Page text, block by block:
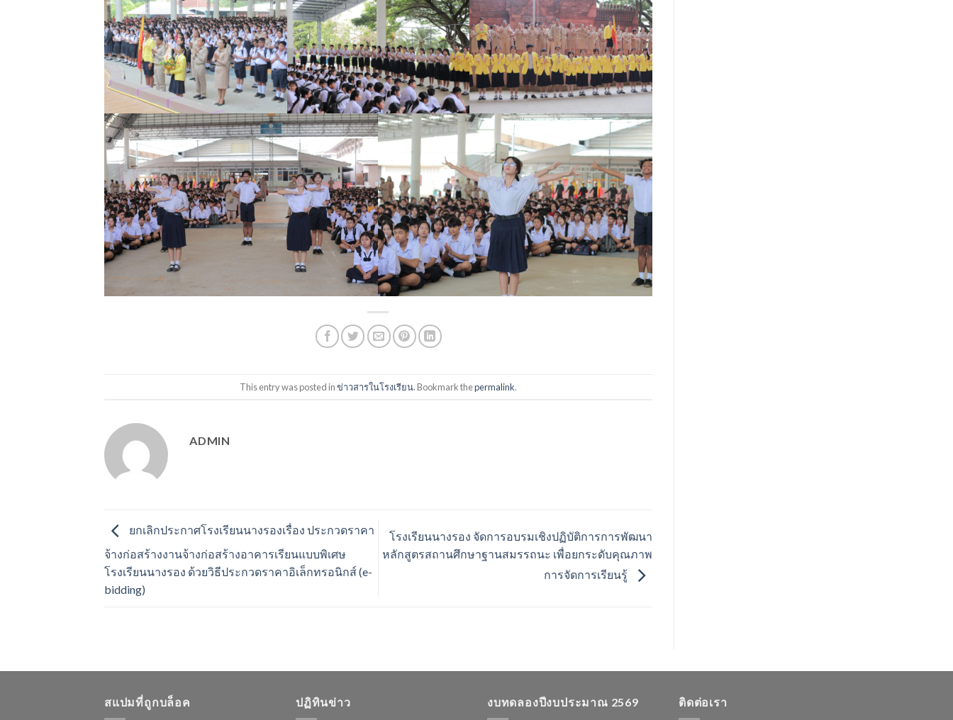
This entry was posted inข่าวสารในโรงเรียน. Bookmark thepermalink.
ADMIN
ยกเลิกประกาศโรงเรียนนางรองเรื่อง ประกวดราคา
จ้างก่อสร้างงานจ้างก่อสร้างอาคารเรียนแบบพิเศษ
โรงเรียนนางรอง ด้วยวิธีประกวดราคาอิเล็กทรอนิกส์ (e-
bidding)
โรงเรียนนางรอง จัดการอบรมเชิงปฏิบัติการการพัฒนา
หลักสูตรสถานศึกษาฐานสมรรถนะ เพื่อยกระดับคุณภาพ
การจัดการเรียนรู้
สแปมที่ถูกบล็อค ปฏิทินข่าว งบทดลองปีงบประมาณ 2569 ติดต่อเรา